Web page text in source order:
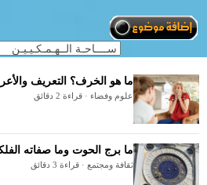
ما هو الخرف؟ التعريف
علوم وفضاء · قراءة 2 دقائق
ما برج الحوت وما صفاته
ثقافة ومجتمع · قراءة 3 دقائق